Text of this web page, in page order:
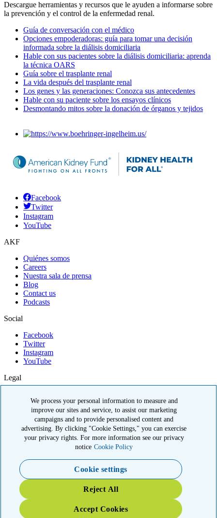
Descargue herramientas y recursos que le ayuden a informarse sobre
la prevención y el control de la enfermedad renal.
Guía de conversación con el médico
Opciones empoderadoras: guía para tomar una decisión
informada sobre la diálisis domiciliaria
Hable con sus pacientes sobre la diálisis domiciliaria: aprenda
la técnica OARS
Guía sobre el trasplante renal
La vida después del trasplante renal
Los genes y las generaciones: Conozca sus antecedentes
Hable con su paciente sobre los ensayos clínicos
Desmontando mitos sobre la donación de órganos y tejidos
Facebook
Twitter
Instagram
YouTube
AKF
Quiénes somos
Careers
Nuestra sala de prensa
Blog
Contact us
Podcasts
Social
Facebook
Twitter
Instagram
YouTube
Legal
Términos de uso
Política de cumplimiento de OIG
Volunteer code of conduct
© 2026 American Kidney Fund, Inc. All rights reserved.
YOUR IMPACT: 3X MATCHED
TRIPLE your impact today for patients and families in the kidney
community
We process your personal information to measure and
improve our sites and service, to assist our marketing
campaigns and to provide personalised content and
advertising. By clicking "Cookie Settings," you can exercise
your privacy rights. For more information see our privacy
notice Cookie Policy
Cookie settings
Reject All
Accept Cookies